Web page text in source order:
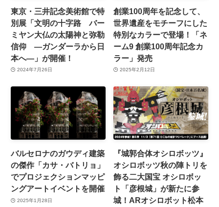
東京・三井記念美術館で特
別展「文明の十字路 バー
ミヤン大仏の太陽神と弥勒
信仰 ―ガンダーラから日
本へ―」が開催！
2024年7月26日
創業100周年を記念して、
世界遺産をモチーフにした
特別なカラーで登場！「ネ
ーム9 創業100周年記念カ
ラー」発売
2025年2月12日
バルセロナのガウディ建築
の傑作「カサ・バトリョ」
でプロジェクションマッピ
ングアートイベントを開催
2025年1月28日
『城郭合体オシロボッツ』
オシロボッツ秋の陣トリを
飾る二大国宝 オシロボッ
ト「彦根城」が新たに参
城！ARオシロボット松本